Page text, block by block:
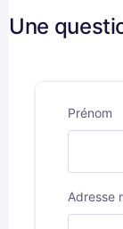
Une
Prénom
Adresse